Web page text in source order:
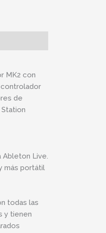
MK2 con
de
Ableton Live.
más portátil
todas las
y tienen